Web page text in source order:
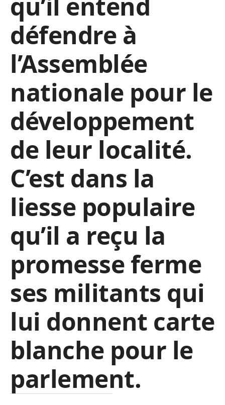
défendre à
l’Assemblée
nationale pour le
développement
de leur localité.
C’est dans la
liesse populaire
qu’il a reçu la
promesse ferme
ses militants qui
lui donnent carte
blanche pour le
parlement.